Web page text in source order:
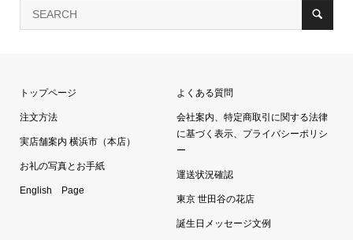
トップページ
注文方法
実店舗案内 横浜市（本店）
お礼の写真とお手紙
English Page
よくある質問
会社案内、特定商取引に関する法律
に基づく表示、プライバシーポリシ
ー
運送状況確認
東京 世田谷の花店
誕生日メッセージ文例